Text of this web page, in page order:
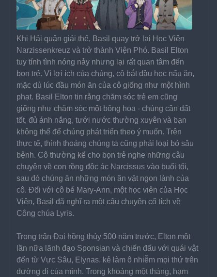
Khi Hải quân giải thể, Basil quay trở lại Học Viện
Narzissenkreuz và trở thành Viện Phó. Basil Elton
tuy tính tình nóng nảy nhưng lại rất quan tâm đến
bọn trẻ. Vì lợi ích của chúng, cô bắt đầu học nấu ăn,
mặc dù lúc đầu món ăn của cô giống như một hình
phạt. Basil Elton tin rằng chăm sóc trẻ em cũng
giống như chăm sóc một bông hoa - chúng cần đất
tốt, đủ ánh nắng, tưới nước thường xuyên và bạn
không thể để chúng phát triển theo ý muốn. Trên
thực tế, thỉnh thoảng chúng ta cũng phải loại bỏ sâu
bệnh. Cô thường kể cho bọn trẻ nghe những câu
chuyện về con rồng độc ác Narcissus vào buổi tối,
sau đó chúng ăn những món ăn vặt ngon lành của
cô. Đối với cô bé Mary-Ann, một học viên của Học
Viện, Basil đã nghĩ ra một câu chuyện cổ tích về
Công chúa Lyris.
Trong trận Đại hồng thủy 500 năm trước, Elton một
lần nữa lãnh đạo Sponsian và chiến đấu với quái vật
đến từ Vực Sâu, Elynas, kẻ làm ô nhiễm mọi thứ trên
đường đi của mình. Trong khoảng một tháng, hạm